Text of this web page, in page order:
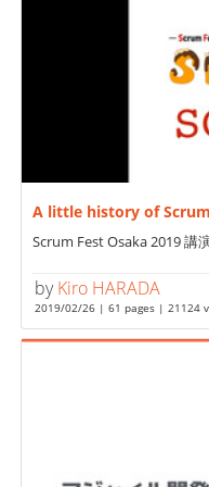
A little history of Scrum
Scrum Fest Osaka 2019 講
byKiro HARADA
2019/02/26 | 61 pages | 21124